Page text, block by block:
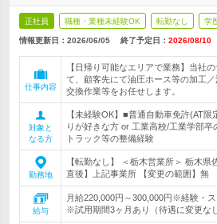
正社員 職種・業種未経験OK 転勤なし 学
情報更新日：2026/06/05 終了予定日： 2026/08/10
仕事内容
【日帰り可能なエリアで業務】当社
て、顧客先にて油圧ホース等の加工
交換作業等をお任せします。
対象と
なる方
【未経験OK】■普通自動車免許(AT
りが好きな方 or 工業高校/工業学部
トラック等の整備経験
勤務地
【転勤なし】 ＜栃木営業所＞ 栃木
直後】上記事業所 【変更の範囲】無
給与
月給220,000円～300,000円※経験・
※試用期間3ヶ月あり（待遇に変更な